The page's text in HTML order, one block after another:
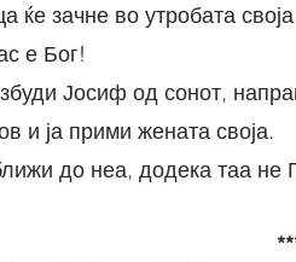
ќе зачне во утробата
е Бог!
и ја прими жената своја.